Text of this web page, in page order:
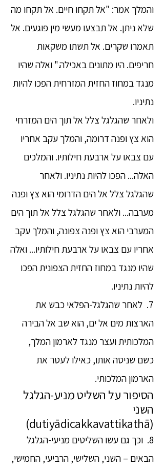
והמלך אמר: "אל תקחו חיים. אל תקחו מה
שלא ניתן. אל תבצעו מעשי מין פוגעים. אל
תאמרו שקרים. אל תשתו משקאות
חריפים. היו מתונים באכילה." ואלה שהיו
מנגד במחוז החזית המזרחית הפכו להיות
נתיניו.
ולאחר שהגלגל צלל אל תוך הים המזרחי
הוא צץ ופנה דרומה, והמלך עקב אחריו
עם צבאו על ארבעת חילותיו. והמלכים
האלה... הפכו להיות נתיניו. ולאחר
שהגלגל צלל אל הים הדרומי הוא צץ ופנה
מערבה... ולאחר שהגלגל צלל אל תוך הים
המערבי הוא צץ ופנה צפונה, והמלך עקב
אחריו עם צבאו על ארבעת חילותיו... ואלה
שהיו מנגד במחוז החזית הצפונית הפכו
להיות נתיניו.
7. לאחר שהגלגל-הפלאי כבש את
הארצות מים אל ים, הוא שב אל הבירה
המלכותית ועצר מנגד לארמון המלך,
כשם שניסה אותו, כאילו לעטר את
הארמון המלכותי.
הסיפור על השליט מניע-הגלגל
השני
(dutiyādicakkavattikathā)
8. וכך גם עשו השליטים מניעי-הגלגל
הבאים – השני, השלישי, הרביעי, החמישי,